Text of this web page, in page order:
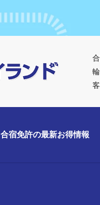
合宿免許の最新お得情報